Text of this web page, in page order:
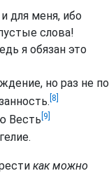
для меня, ибо
слова!
я обязан это
но раз не по
[8]
Весть [9]
как можно